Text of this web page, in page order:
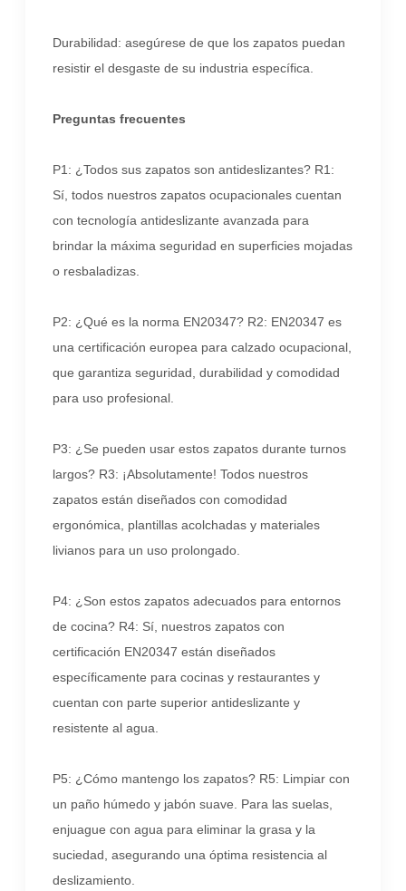
Durabilidad: asegúrese de que los zapatos puedan
resistir el desgaste de su industria específica.
Preguntas frecuentes
P1: ¿Todos sus zapatos son antideslizantes? R1:
Sí, todos nuestros zapatos ocupacionales cuentan
con tecnología antideslizante avanzada para
brindar la máxima seguridad en superficies mojadas
o resbaladizas.
P2: ¿Qué es la norma EN20347? R2: EN20347 es
una certificación europea para calzado ocupacional,
que garantiza seguridad, durabilidad y comodidad
para uso profesional.
P3: ¿Se pueden usar estos zapatos durante turnos
largos? R3: ¡Absolutamente! Todos nuestros
zapatos están diseñados con comodidad
ergonómica, plantillas acolchadas y materiales
livianos para un uso prolongado.
P4: ¿Son estos zapatos adecuados para entornos
de cocina? R4: Sí, nuestros zapatos con
certificación EN20347 están diseñados
específicamente para cocinas y restaurantes y
cuentan con parte superior antideslizante y
resistente al agua.
P5: ¿Cómo mantengo los zapatos? R5: Limpiar con
un paño húmedo y jabón suave. Para las suelas,
enjuague con agua para eliminar la grasa y la
suciedad, asegurando una óptima resistencia al
deslizamiento.